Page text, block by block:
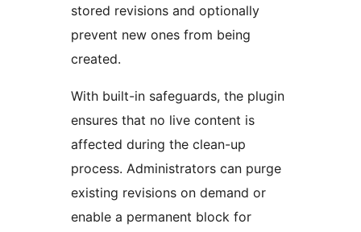
stored revisions and optionally
prevent new ones from being
created.
With built-in safeguards, the plugin
ensures that no live content is
affected during the clean-up
process. Administrators can purge
existing revisions on demand or
enable a permanent block for